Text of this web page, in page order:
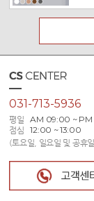
031-713-5936
평일
AM 09:00 ~
점심
12:00 ~ 13:00
(토요일, 일요일 및 공휴